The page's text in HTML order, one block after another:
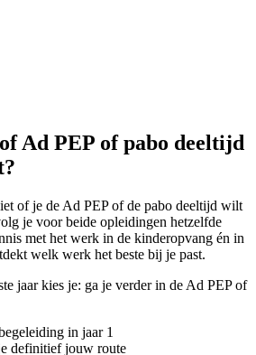
Ad PEP of pabo deeltijd
of je de Ad PEP of de pabo deeltijd wilt
je voor beide opleidingen hetzelfde
met het werk in de kinderopvang én in
welk werk het beste bij je past.
jaar kies je: ga je verder in de Ad PEP of
in jaar 1
definitief jouw route